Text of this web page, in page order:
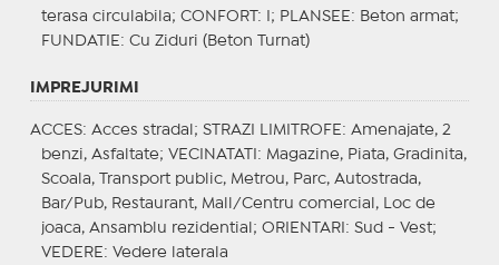
terasa circulabila; CONFORT : I; PLANSEE : Beton armat;
FUNDATIE : Cu Ziduri (Beton Turnat)
IMPREJURIMI
ACCES: Acces stradal; STRAZI LIMITROFE : Amenajate, 2
benzi, Asfaltate; VECINATATI : Magazine, Piata, Gradinita,
Scoala, Transport public, Metrou, Parc, Autostrada,
Bar/Pub, Restaurant, Mall/Centru comercial, Loc de
joaca, Ansamblu rezidential; ORIENTARI : Sud - Vest;
VEDERE : Vedere laterala